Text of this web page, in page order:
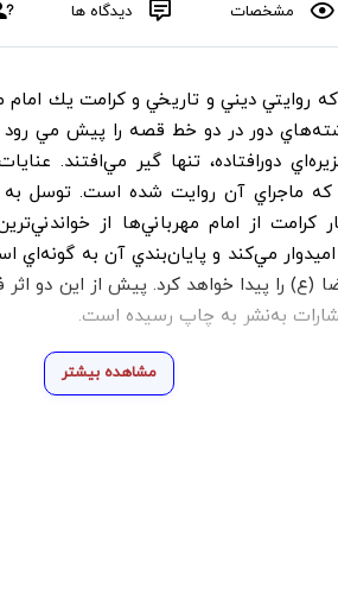
مشخصات دیدگاه ها
که روايتي ديني و تاريخي و كرامت يك
دور در دو خط قصه را پيش مي
دورافتاده، تنها گير مي‌افتند.
كه ماجراي آن روايت شده است. توسل
كرامت از امام مهرباني‌ها از
مي‌كند و پايان‌بندي آن به
(ع) را پيدا خواهد كرد. پيش از اين دو اثر
به‌نشر به چاپ رسيده است.
مشاهده بیشتر